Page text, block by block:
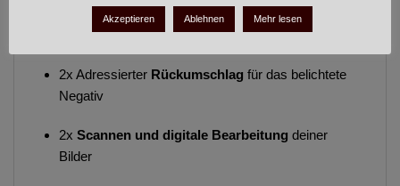
2x AusführlicheAnleitungzur Platzierung und
Belichtung
2x Adressierter Rückumschlag für das belichtete
Negativ
2x Scannen und digitale Bearbeitung deiner
Bilder
Akzeptieren Ablehnen Mehr lesen